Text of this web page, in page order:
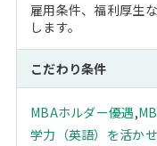
雇用条件、福利厚生
します。
こだわり条件
MBAホルダー優遇,
学力（英語）を活か